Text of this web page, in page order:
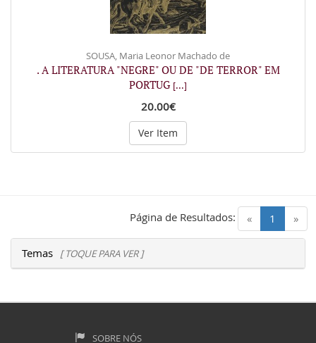
SOUSA, Maria Leonor Machado de
. A LITERATURA "NEGRE" OU DE "DE TERROR" EM
PORTUG [...]
20.00€
Ver Item
« 1 (current)
»
Página de Resultados:
Temas [ TOQUE PARA VER ]
SOBRE NÓS